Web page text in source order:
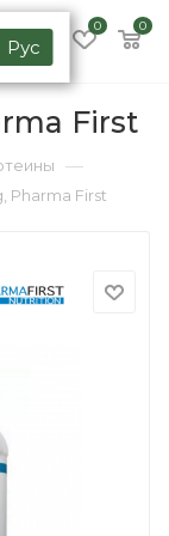
Рус
0 0
First
—
Pharma First